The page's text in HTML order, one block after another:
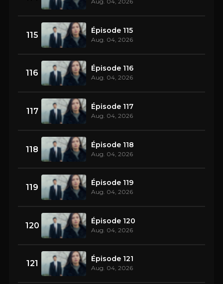
115 Épisode 115
Aug. 04, 2026
116 Épisode 116
Aug. 04, 2026
117 Épisode 117
Aug. 04, 2026
118 Épisode 118
Aug. 04, 2026
119 Épisode 119
Aug. 04, 2026
120 Épisode 120
Aug. 04, 2026
121 Épisode 121
Aug. 04, 2026